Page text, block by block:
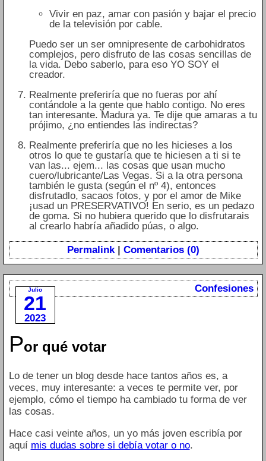
Vivir en paz, amar con pasión y bajar el precio
de la televisión por cable.
Puedo ser un ser omnipresente de carbohidratos
complejos, pero disfruto de las cosas sencillas de
la vida. Debo saberlo, para eso YO SOY el
creador.
Realmente preferiría que no fueras por ahí
contándole a la gente que hablo contigo. No eres
tan interesante. Madura ya. Te dije que amaras a tu
prójimo, ¿no entiendes las indirectas?
Realmente preferiría que no les hicieses a los
otros lo que te gustaría que te hiciesen a ti si te
van las... ejem... las cosas que usan mucho
cuero/lubricante/Las Vegas. Si a la otra persona
también le gusta (según el nº 4), entonces
disfrutadlo, sacaos fotos, y por el amor de Mike
¡usad un PRESERVATIVO! En serio, es un pedazo
de goma. Si no hubiera querido que lo disfrutarais
al crearlo habría añadido púas, o algo.
Permalink| Comentarios (0)
Julio
21
2023
Confesiones
Por qué votar
Lo de tener un blog desde hace tantos años es, a
veces, muy interesante: a veces te permite ver, por
ejemplo, cómo el tiempo ha cambiado tu forma de ver
las cosas.
Hace casi veinte años, un yo más joven escribía por
aquí mis dudas sobre si debía votar o no.